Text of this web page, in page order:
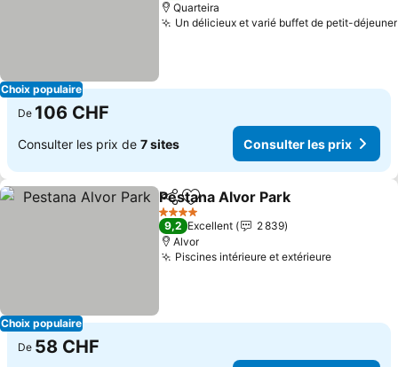
Choix populaire
Quarteira
Un délicieux et varié buffet de petit-déjeuner
De 106 CHF
Consulter les prix de 7 sites Consulter les prix
Choix populaire
PartagerAjouter à mes favoris
Pestana Alvor Park
4 Étoiles
9,2 Excellent
2 839
Alvor
Piscines intérieure et extérieure
De 58 CHF